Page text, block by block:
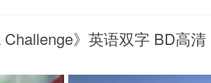
》英语双字 BD高清